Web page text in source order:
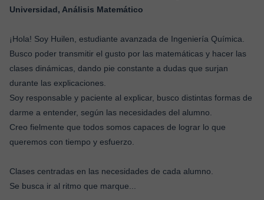
Universidad, Análisis Matemático
¡Hola! Soy Huilen, estudiante avanzada de Ingeniería Química.
Busco poder transmitir el gusto por las matemáticas y hacer las
clases dinámicas, dando pie constante a dudas que surjan
durante las explicaciones.
Soy responsable y paciente al explicar, busco distintas formas de
darme a entender, según las necesidades del alumno.
Creo fielmente que todos somos capaces de lograr lo que
queremos con tiempo y esfuerzo.
Clases centradas en las necesidades de cada alumno.
Se busca ir al ritmo que marque